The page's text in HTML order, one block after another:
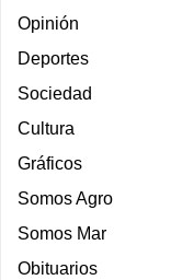
Opinión
Deportes
Sociedad
Cultura
Gráficos
Somos Agro
Somos Mar
Obituarios